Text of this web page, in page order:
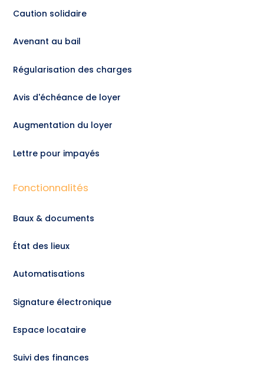
Caution solidaire
Avenant au bail
Régularisation des charges
Avis d'échéance de loyer
Augmentation du loyer
Lettre pour impayés
Fonctionnalités
Baux & documents
État des lieux
Automatisations
Signature électronique
Espace locataire
Suivi des finances